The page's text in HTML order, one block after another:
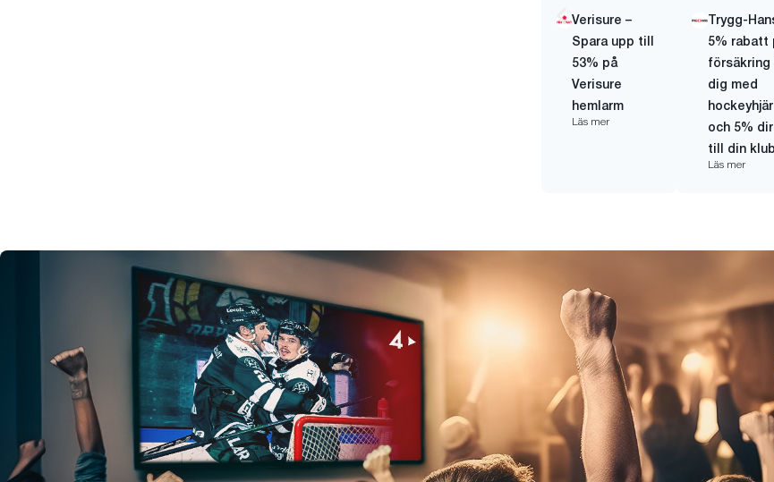
Verisure –
Spara upp till
53% på
Verisure
hemlarm
Läs mer
Trygg-
5% rabatt
försäkring
dig med
och 5%
till din
Läs mer